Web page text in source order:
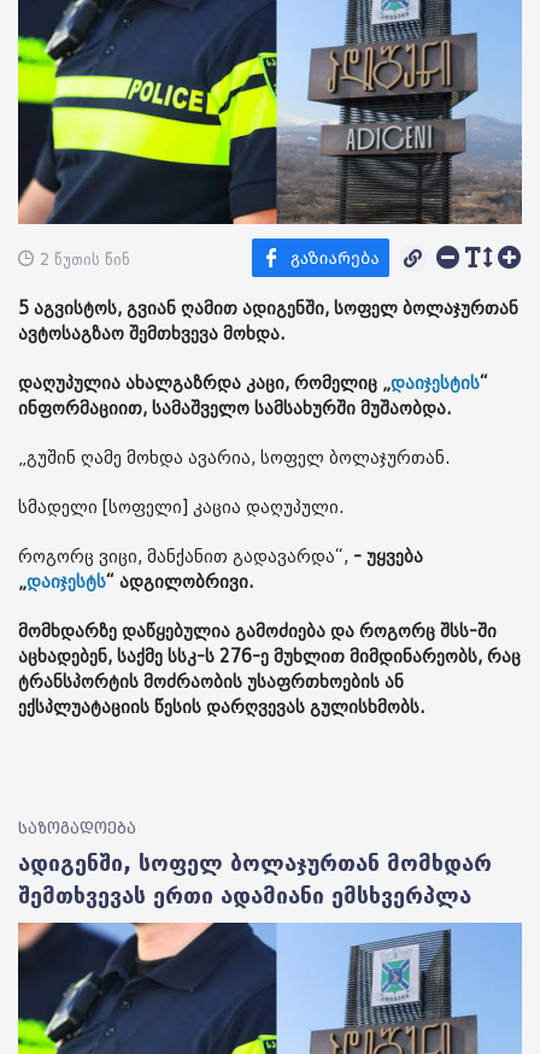
2 წუთის წინ
5 აგვისტოს, გვიან ღამით ადიგენში, სოფელ ბოლაჯურთან
ავტოსაგზაო შემთხვევა მოხდა.
დაღუპულია ახალგაზრდა კაცი, რომელიც „დაიჯესტის“
ინფორმაციით, სამაშველო სამსახურში მუშაობდა.
„გუშინ ღამე მოხდა ავარია, სოფელ ბოლაჯურთან.
სმადელი [სოფელი] კაცია დაღუპული.
როგორც ვიცი, მანქანით გადავარდა“, - უყვება
„დაიჯესტს“ ადგილობრივი.
მომხდარზე დაწყებულია გამოძიება და როგორც შსს-ში
აცხადებენ, საქმე სსკ-ს 276-ე მუხლით მიმდინარეობს, რაც
ტრანსპორტის მოძრაობის უსაფრთხოების ან
ექსპლუატაციის წესის დარღვევას გულისხმობს.
საზოგადოება
ადიგენში, სოფელ ბოლაჯურთან მომხდარ
შემთხვევას ერთი ადამიანი ემსხვერპლა